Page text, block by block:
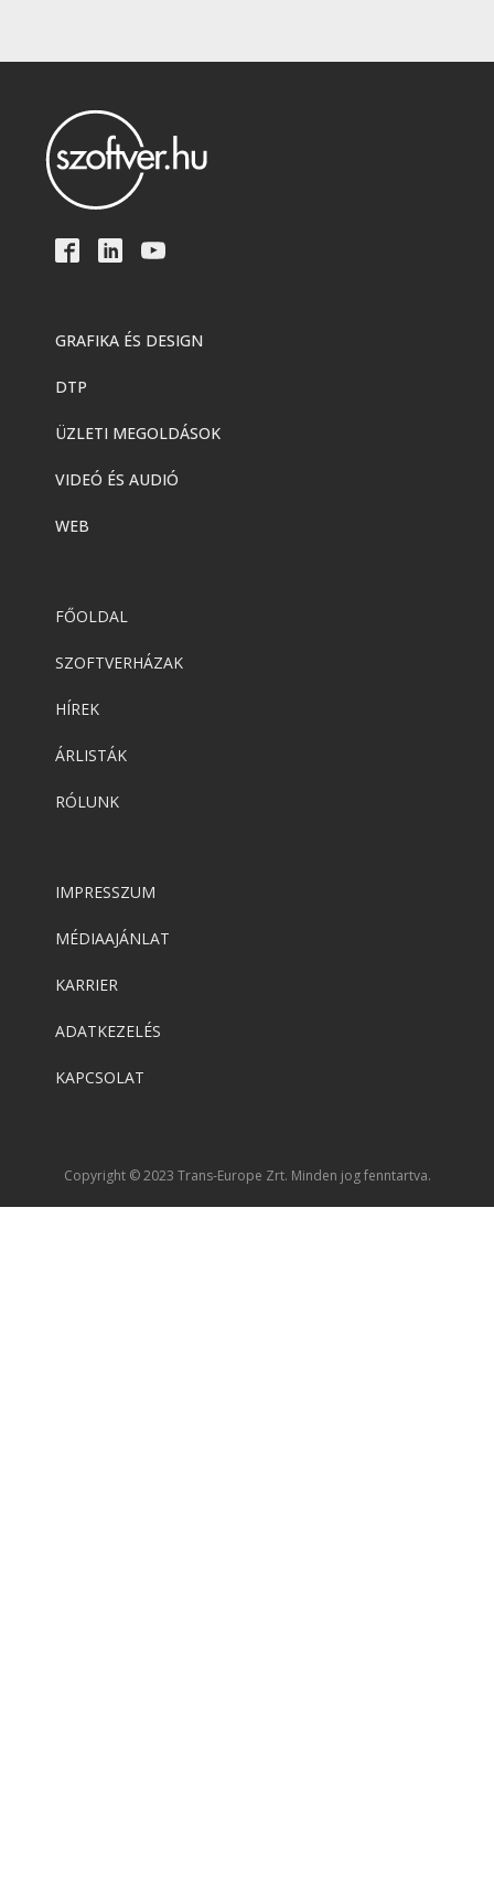
GRAFIKA ÉS DESIGN
DTP
ÜZLETI MEGOLDÁSOK
VIDEÓ ÉS AUDIÓ
WEB
FŐOLDAL
SZOFTVERHÁZAK
HÍREK
ÁRLISTÁK
RÓLUNK
IMPRESSZUM
MÉDIAAJÁNLAT
KARRIER
ADATKEZELÉS
KAPCSOLAT
Copyright © 2023 Trans-Europe Zrt. Minden jog fenntartva.